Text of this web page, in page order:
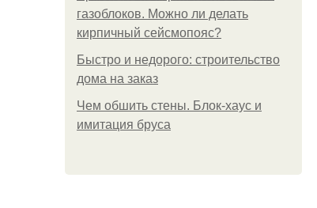
газоблоков. Можно ли делать
кирпичный сейсмопояс?
Быстро и недорого: строительство
дома на заказ
Чем обшить стены. Блок-хаус и
имитация бруса